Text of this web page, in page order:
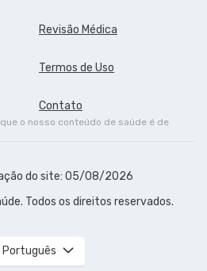
Revisão Médica
Termos de Uso
Contato
o nosso conteúdo de saúde é de
do site: 05/08/2026
Todos os direitos reservados.
Português